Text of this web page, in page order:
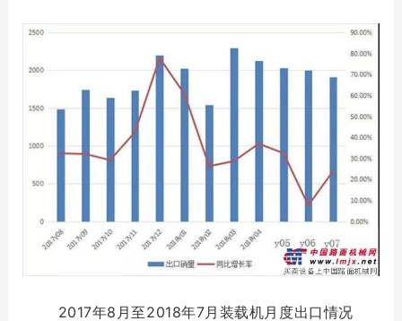
2017年8月至2018年7月装载机月度出口情况